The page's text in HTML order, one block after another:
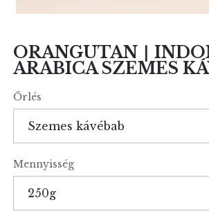
ORANGUTAN ∣
ARABICA SZEMES
Őrlés
Mennyisség